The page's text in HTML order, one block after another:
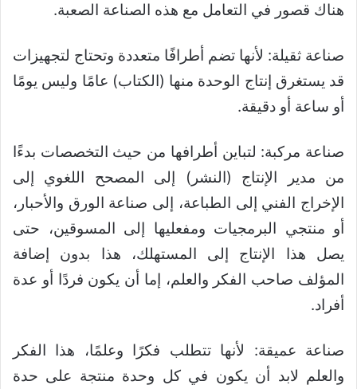
هناك قصور في التعامل مع هذه الصناعة الصعبة.
صناعة ثقيلة: لأنها تضم أطرافًا متعددة وتحتاج لتجهيزات
قد يستغرق إنتاج الوحدة منها (الكتاب) عامًا وليس يومًا
أو ساعة أو دقيقة.
صناعة مركبة: لتباين أطرافها من حيث التخصصات بدءًا
من مدير الإنتاج (النشر) إلى المصحح اللغوي إلى
الإخراج الفني إلى الطباعة، إلى صناعة الورق والأحبار،
أو منتجي البرمجيات ومفعليها إلى المسوقين، حتى
يصل هذا الإنتاج إلى المستهلك، هذا بدون إضافة
المؤلف صاحب الفكر والعلم، إما أن يكون فردًا أو عدة
أفراد.
صناعة عميقة: لأنها تتطلب فكرًا وعلمًا، هذا الفكر
والعلم لابد أن يكون في كل وحدة منتجة على حدة